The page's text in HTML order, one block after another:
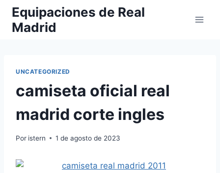
Saltar
contenido
Equipaciones de Real
Madrid
UNCATEGORIZED
camiseta oficial real
madrid corte ingles
Por istern 1 de agosto de 2023